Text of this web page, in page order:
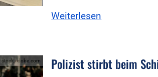
Weiterlesen
stock.adobe.com Polizist stirbt beim